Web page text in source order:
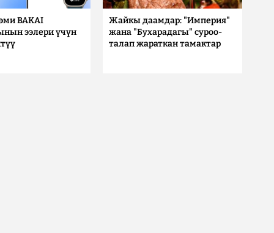
BAKAI
ээлери үчүн
Жайкы даамдар: "Империя"
жана "Бухарадагы" суроо-
талап жараткан тамактар